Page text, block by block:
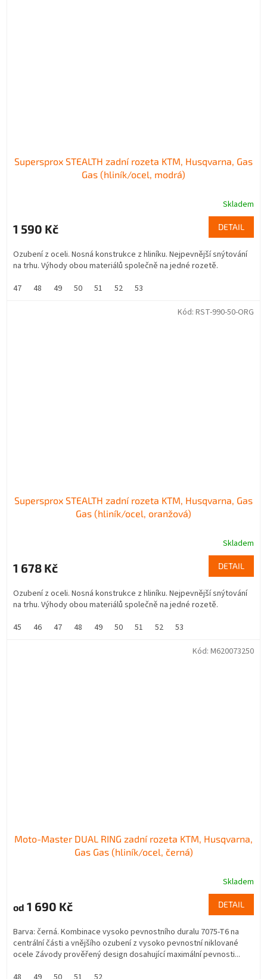
Supersprox STEALTH zadní rozeta KTM, Husqvarna, Gas
Gas (hliník/ocel, modrá)
Skladem
1 590 Kč DETAIL
Ozubení z oceli. Nosná konstrukce z hliníku. Nejpevnější snýtování
na trhu. Výhody obou materiálů společně na jedné rozetě.
47
48 49 50 51 52 53
Supersprox STEALTH zadní rozeta KTM, Husqvarna, Gas
Gas (hliník/ocel, oranžová)
Skladem
1 678 Kč DETAIL
Ozubení z oceli. Nosná konstrukce z hliníku. Nejpevnější snýtování
na trhu. Výhody obou materiálů společně na jedné rozetě.
45
46 47 48 49 50 51 52 53
Kód: RST-990-50-ORG
Moto-Master DUAL RING zadní rozeta KTM, Husqvarna,
Gas Gas (hliník/ocel, černá)
Skladem
od 1 690 Kč DETAIL
Barva: černá. Kombinace vysoko pevnostního duralu 7075-T6 na
centrální části a vnějšího ozubení z vysoko pevnostní niklované
ocele Závody prověřený design dosahující maximální pevnosti...
Kód: M620073250